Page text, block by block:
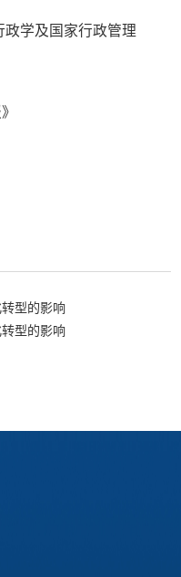
政学及国家行政管理
型的影响
型的影响